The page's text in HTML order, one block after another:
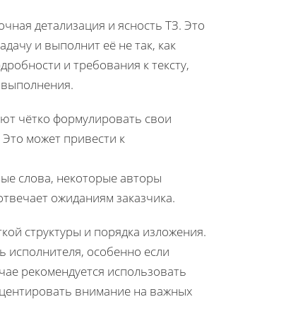
детализация и ясность ТЗ. Это
и выполнит её не так, как
и требования к тексту,
выполнения.
чётко формулировать свои
может привести к
слова, некоторые авторы
ожиданиям заказчика.
структуры и порядка изложения.
исполнителя, особенно если
рекомендуется использовать
внимание на важных